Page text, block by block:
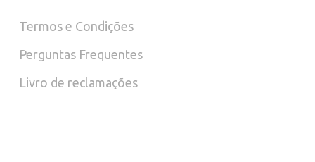
Termos e Condições
Perguntas Frequentes
Livro de reclamações